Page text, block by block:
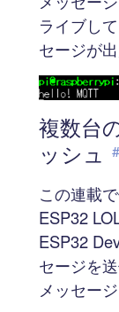
ライブし
セージが
複数台
ッシュ #
この連載
ESP32
ESP32
セージを
メッセー